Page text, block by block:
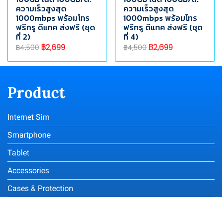
ความเร็วสูงสุด
1000mbps พร้อมโทร
ฟรีทรู ดีแทค ส่งฟรี (ชุด
ที่ 2)
฿4,500 ฿2,699
ความเร็วสูงสุด
1000mbps พร้อมโทร
ฟรีทรู ดีแทค ส่งฟรี (ชุด
ที่ 4)
฿4,500 ฿2,699
Product
Internet Sim
Smartphone
Tablet
Accessories
Cases & Protection